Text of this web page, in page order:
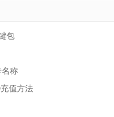
包
名称
值方法